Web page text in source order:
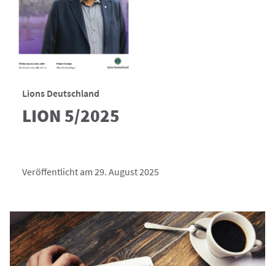
Lions Deutschland
LION 5/2025
Veröffentlicht am 29. August 2025